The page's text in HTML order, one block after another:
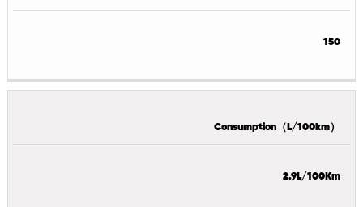
150
Consumption（L/100km）
2.9L/100Km